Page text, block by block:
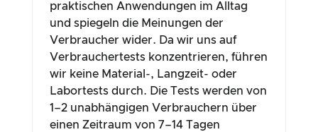
praktischen Anwendungen im Alltag
und spiegeln die Meinungen der
Verbraucher wider. Da wir uns auf
Verbrauchertests konzentrieren, führen
wir keine Material-, Langzeit- oder
Labortests durch. Die Tests werden von
1–2 unabhängigen Verbrauchern über
einen Zeitraum von 7–14 Tagen